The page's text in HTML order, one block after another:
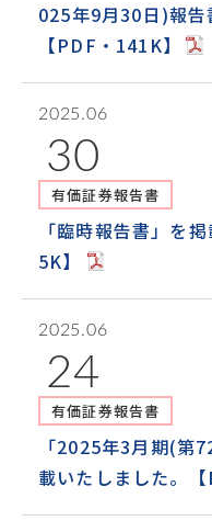
025年9月30日)報告
【PDF・141K】
2025.06
30
有価証券報告書
「臨時報告書」を
5K】
2025.06
24
有価証券報告書
「2025年3月期(第
載いたしました。【